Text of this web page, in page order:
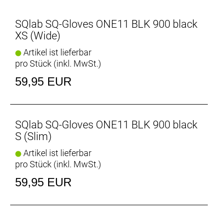
SQlab SQ-Gloves ONE11 BLK 900 black
XS (Wide)
Artikel ist lieferbar
pro Stück (inkl. MwSt.)
59,95 EUR
SQlab SQ-Gloves ONE11 BLK 900 black
S (Slim)
Artikel ist lieferbar
pro Stück (inkl. MwSt.)
59,95 EUR